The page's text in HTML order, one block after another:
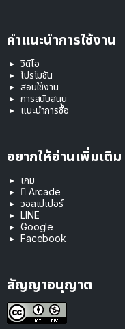
คำแนะนำการใช้งาน
วิดีโอ
โปรโมชัน
สอนใช้งาน
การสนับสนุน
แนะนำการซื้อ
อยากให้อ่านเพิ่มเติม
เกม
 Arcade
วอลเปเปอร์
LINE
Google
Facebook
สัญญาอนุญาต